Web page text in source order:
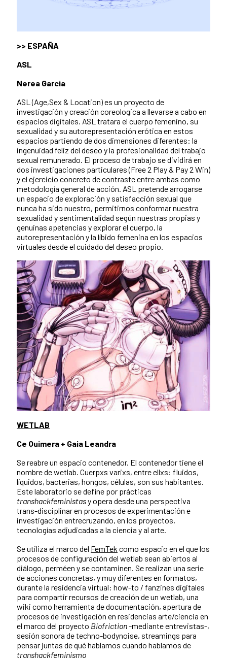
>> ESPAÑA
ASL
Nerea Garcia
ASL (Age,Sex & Location) es un proyecto de
investigación y creación coreologica a llevarse a cabo en
espacios digitales. ASL tratara el cuerpo femenino, su
sexualidad y su autorepresentación erótica en estos
espacios partiendo de dos dimensiones diferentes: la
ingenuidad feliz del deseo y la profesionalidad del trabajo
sexual remunerado. El proceso de trabajo se dividirá en
dos investigaciones particulares (Free 2 Play & Pay 2 Win)
y el ejercicio concreto de contraste entre ambas como
metodología general de acción. ASL pretende arrogarse
un espacio de exploración y satisfacción sexual que
nunca ha sido nuestro, permitirnos conformar nuestra
sexualidad y sentimentalidad según nuestras propias y
genuinas apetencias y explorar el cuerpo, la
autorepresentación y la líbido femenina en los espacios
virtuales desde el cuidado del deseo propio.
WETLAB
Ce Quimera + Gaia Leandra
Se reabre un espacio contenedor. El contenedor tiene el
nombre de wetlab. Cuerpxs varixs, entre ellxs: fluidos,
líquidos, bacterias, hongos, células, son sus habitantes.
Este laboratorio se define por prácticas
transhackfeministasy opera desde una perspectiva
trans-disciplinar en procesos de experimentación e
investigación entrecruzando, en los proyectos,
tecnologías adjudicadas a la ciencia y al arte.
Se utiliza el marco del FemTek como espacio en el que los
procesos de configuración del wetlab sean abiertos al
diálogo, perméen y se contaminen. Se realizan una serie
de acciones concretas, y muy diferentes en formatos,
durante la residencia virtual: how-to / fanzines digitales
para compartir recursos de creación de un wetlab, una
wiki como herramienta de documentación, apertura de
procesos de investigación en residencias arte/ciencia en
el marco del proyecto Biofriction-mediante entrevistas-,
sesión sonora de techno-bodynoise, streamings para
pensar juntas de qué hablamos cuando hablamos de
transhackfeminismo